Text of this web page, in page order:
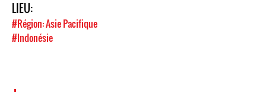
LIEU:
#Région: Asie Pacifique
#Indonésie